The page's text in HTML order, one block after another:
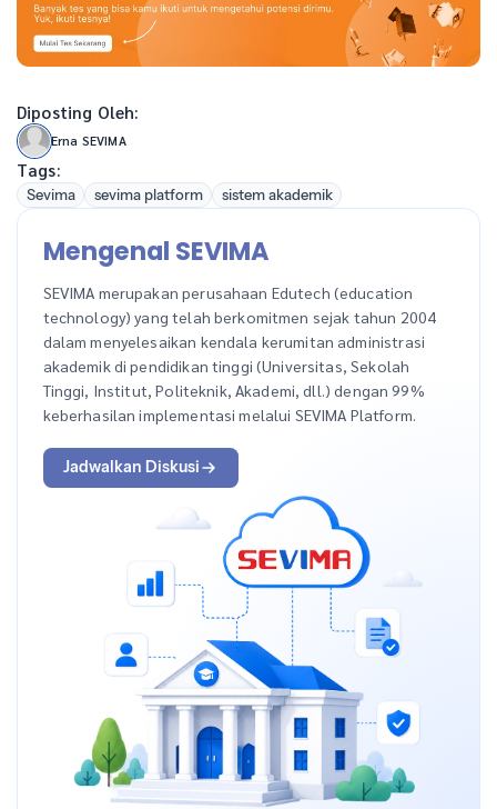
Diposting Oleh:
Erna SEVIMA
Tags:
Sevima sevima platform sistem akademik
Mengenal SEVIMA
SEVIMA merupakan perusahaan Edutech (education
technology) yang telah berkomitmen sejak tahun 2004
dalam menyelesaikan kendala kerumitan administrasi
akademik di pendidikan tinggi (Universitas, Sekolah
Tinggi, Institut, Politeknik, Akademi, dll.) dengan 99%
keberhasilan implementasi melalui SEVIMA Platform.
Jadwalkan Diskusi